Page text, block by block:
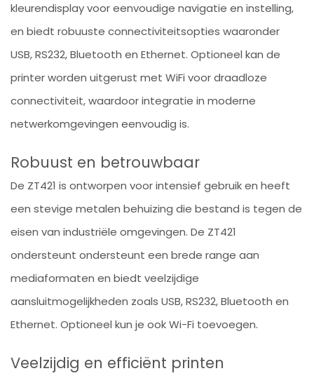
kleurendisplay voor eenvoudige navigatie en instelling,
en biedt robuuste connectiviteitsopties waaronder
USB, RS232, Bluetooth en Ethernet. Optioneel kan de
printer worden uitgerust met WiFi voor draadloze
connectiviteit, waardoor integratie in moderne
netwerkomgevingen eenvoudig is.
Robuust en betrouwbaar
De ZT421 is ontworpen voor intensief gebruik en heeft
een stevige metalen behuizing die bestand is tegen de
eisen van industriële omgevingen. De ZT421
ondersteunt ondersteunt een brede range aan
mediaformaten en biedt veelzijdige
aansluitmogelijkheden zoals USB, RS232, Bluetooth en
Ethernet. Optioneel kun je ook Wi-Fi toevoegen.
Veelzijdig en efficiënt printen